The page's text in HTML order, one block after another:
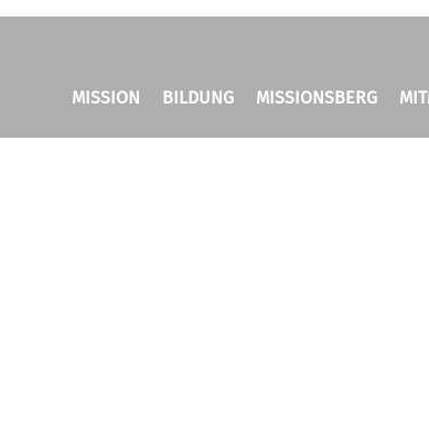
MISSION BILDUNG MISSIONSBERG